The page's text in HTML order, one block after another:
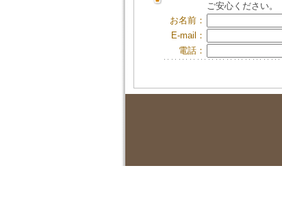
ご安心ください。
お名前：
E-mail：
電話：